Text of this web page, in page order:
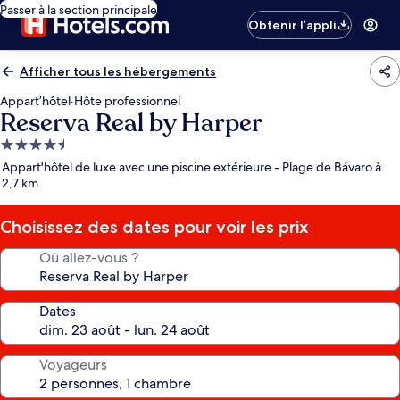
Passer à la section principale
Obtenir l’appli
Afficher tous les hébergements
Appart’hôtel·Hôte professionnel
Reserva Real by Harper
Hébergement
4.5 étoiles
Appart'hôtel de luxe avec une piscine extérieure - Plage de Bávaro à
2,7 km
Choisissez des dates pour voir les prix
Où allez-vous ?
Dates
Voyageurs